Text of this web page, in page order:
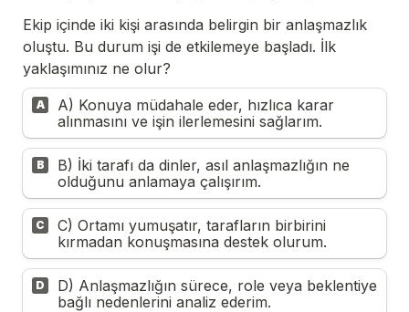
Ekip içinde iki kişi arasında belirgin bir anlaşmazlık
oluştu. Bu durum işi de etkilemeye başladı. İlk
yaklaşımınız ne olur?
A
A) Konuya müdahale eder, hızlıca karar
alınmasını ve işin ilerlemesini sağlarım.
B
B) İki tarafı da dinler, asıl anlaşmazlığın ne
olduğunu anlamaya çalışırım.
C
C) Ortamı yumuşatır, tarafların birbirini
kırmadan konuşmasına destek olurum.
D
D) Anlaşmazlığın sürece, role veya beklentiye
bağlı nedenlerini analiz ederim.